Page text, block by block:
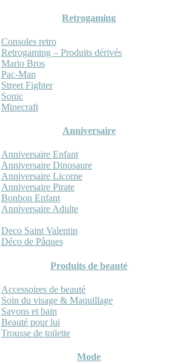
Retrogaming
Consoles retro
Retrogaming – Produits dérivés
Mario Bros
Pac-Man
Street Fighter
Sonic
Minecraft
Anniversaire
Anniversaire Enfant
Anniversaire Dinosaure
Anniversaire Licorne
Anniversaire Pirate
Bonbon Enfant
Anniversaire Adulte
Deco Saint Valentin
Déco de Pâques
Produits de beauté
Accessoires de beauté
Soin du visage & Maquillage
Savons et bain
Beauté pour lui
Trousse de toilette
Mode